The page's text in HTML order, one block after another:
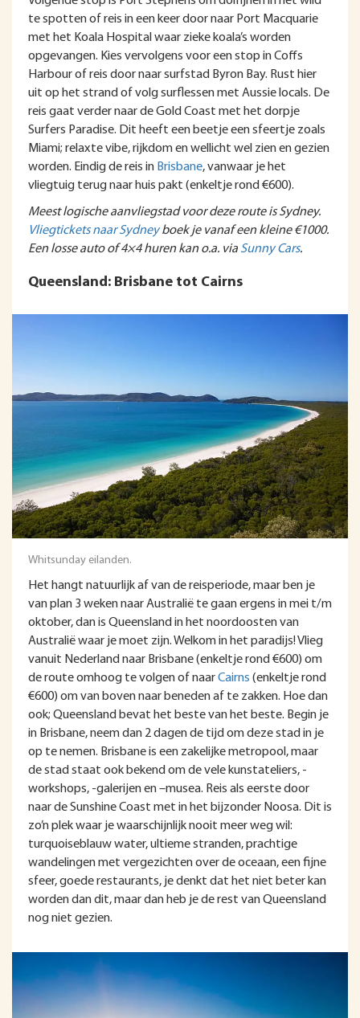
te spotten of reis in een keer door naar Port Macquarie
met het Koala Hospital waar zieke koala’s worden
opgevangen. Kies vervolgens voor een stop in Coffs
Harbour of reis door naar surfstad Byron Bay. Rust hier
uit op het strand of volg surflessen met Aussie locals. De
reis gaat verder naar de Gold Coast met het dorpje
Surfers Paradise. Dit heeft een beetje een sfeertje zoals
Miami; relaxte vibe, rijkdom en wellicht wel zien en gezien
worden. Eindig de reis in Brisbane, vanwaar je het
vliegtuig terug naar huis pakt (enkeltje rond €600).
Meest logische aanvliegstad voor deze route is Sydney.
Vliegtickets naar Sydneyboek je vanaf een kleine €1000.
Een losse auto of 4×4 huren kan o.a. via Sunny Cars.
Queensland: Brisbane tot Cairns
Whitsunday eilanden.
Het hangt natuurlijk af van de reisperiode, maar ben je
van plan 3 weken naar Australië te gaan ergens in mei t/m
oktober, dan is Queensland in het noordoosten van
Australië waar je moet zijn. Welkom in het paradijs! Vlieg
vanuit Nederland naar Brisbane (enkeltje rond €600) om
de route omhoog te volgen of naarCairns (enkeltje rond
€600) om van boven naar beneden af te zakken. Hoe dan
ook; Queensland bevat het beste van het beste. Begin je
in Brisbane, neem dan 2 dagen de tijd om deze stad in je
op te nemen. Brisbane is een zakelijke metropool, maar
de stad staat ook bekend om de vele kunstateliers, -
workshops, -galerijen en –musea. Reis als eerste door
naar de Sunshine Coast met in het bijzonder Noosa. Dit is
zo’n plek waar je waarschijnlijk nooit meer weg wil:
turquoiseblauw water, ultieme stranden, prachtige
wandelingen met vergezichten over de oceaan, een fijne
sfeer, goede restaurants, je denkt dat het niet beter kan
worden dan dit, maar dan heb je de rest van Queensland
nog niet gezien.